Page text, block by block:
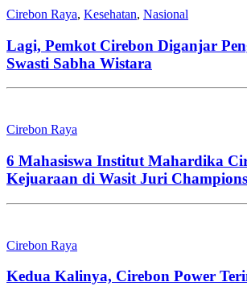
Cirebon Raya, Kesehatan, Nasional
Lagi, Pemkot Cirebon Diganjar
Swasti Sabha Wistara
Cirebon Raya
6 Mahasiswa Institut Mahardika
Kejuaraan di Wasit Juri
Cirebon Raya
Kedua Kalinya, Cirebon Power